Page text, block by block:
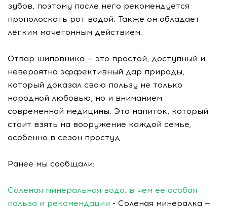
зубов, поэтому после него рекомендуется
прополоскать рот водой. Также он обладает
лёгким мочегонным действием.
Отвар шиповника — это простой, доступный и
невероятно эффективный дар природы,
который доказал свою пользу не только
народной любовью, но и вниманием
современной медицины. Это напиток, который
стоит взять на вооружение каждой семье,
особенно в сезон простуд.
Ранее мы сообщали:
Соленая минеральная вода: в чем ее особая
польза и рекомендации - Соленая минералка —